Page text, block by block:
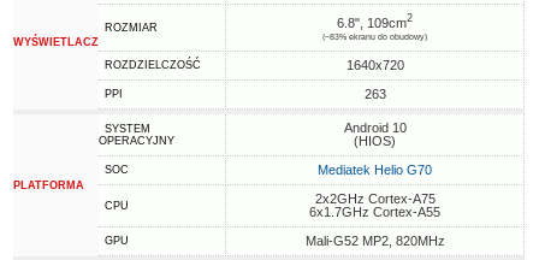
WYŚWIETLACZ
ROZMIAR 6.8", 109cm2
(~83% ekranu do obudowy)
ROZDZIELCZOŚĆ 1640x720
PPI 263
PLATFORMA
SYSTEM
OPERACYJNY
Android 10
(HIOS)
SOC Mediatek Helio G70
CPU
2x2GHz Cortex-A75
6x1.7GHz Cortex-A55
GPU Mali-G52 MP2, 820MHz